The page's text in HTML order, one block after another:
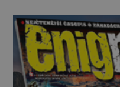
kromě syrových bobů. Příběh se rychle stává
jednou z největších
po téměř devíti stech